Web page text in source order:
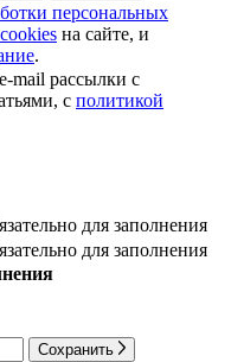
персональных
на сайте, и
.
mail рассылки с
с политикой
для заполнения
для заполнения
Сохранить